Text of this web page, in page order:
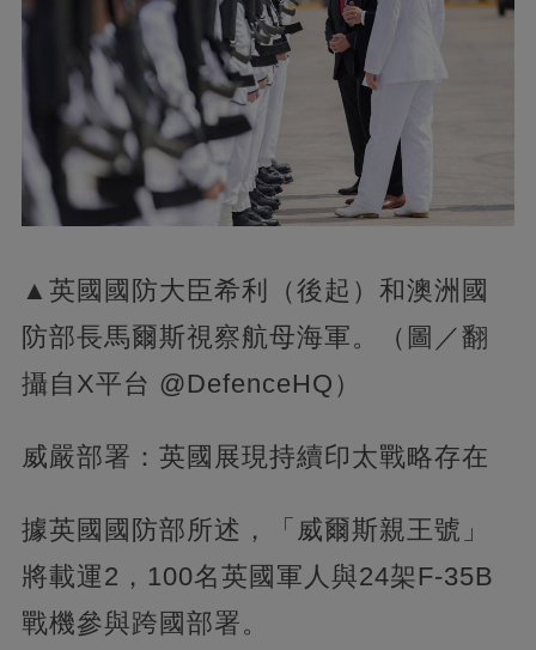
▲英國國防大臣希利（後起）和澳洲國
防部長馬爾斯視察航母海軍。（圖／翻
攝自X平台 @DefenceHQ）
威嚴部署：英國展現持續印太戰略存在
據英國國防部所述，「威爾斯親王號」
將載運2，100名英國軍人與24架F‑35B
戰機參與跨國部署。